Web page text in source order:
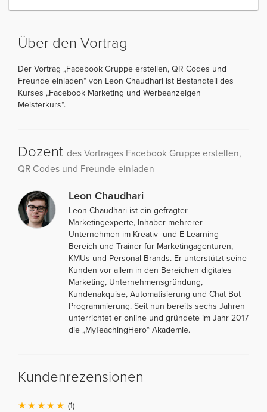
Über den Vortrag
Der Vortrag „Facebook Gruppe erstellen, QR Codes und
Freunde einladen“ von Leon Chaudhari ist Bestandteil des
Kurses „Facebook Marketing und Werbeanzeigen
Meisterkurs“.
Dozent des Vortrages Facebook Gruppe erstellen,
QR Codes und Freunde einladen
Leon Chaudhari
Leon Chaudhari ist ein gefragter
Marketingexperte, Inhaber mehrerer
Unternehmen im Kreativ- und E-Learning-
Bereich und Trainer für Marketingagenturen,
KMUs und Personal Brands. Er unterstützt seine
Kunden vor allem in den Bereichen digitales
Marketing, Unternehmensgründung,
Kundenakquise, Automatisierung und Chat Bot
Programmierung. Seit nun bereits sechs Jahren
unterrichtet er online und gründete im Jahr 2017
die „MyTeachingHero“ Akademie.
Kundenrezensionen
(1)